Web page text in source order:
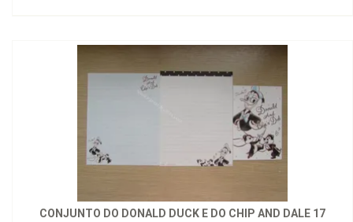
CONJUNTO DO DONALD DUCK E DO CHIP AND DALE 17